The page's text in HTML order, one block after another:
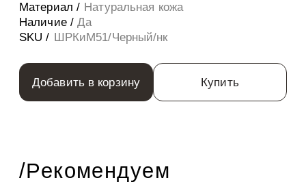
Материал / Натуральная кожа
Наличие /Да
SKU / ШРКиМ51/Черный/нк
Добавить в корзину Купить
/Рекомендуем